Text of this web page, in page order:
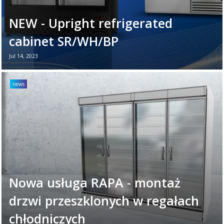
NEW - Upright refrigerated
cabinet SR/WH/BP
Jul 14, 2023
Glazed refrigerated cabinets are convenient
and versatile devices that can be filled with
a variety of products. They are most often
Read more →
news
Nowa usługa RAPA - montaż
drzwi przeszklonych w regałach
chłodniczych